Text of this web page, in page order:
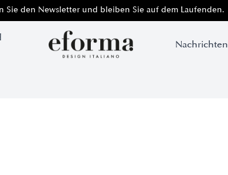
Sie den Newsletter und bleiben Sie auf dem Laufenden.
Nachrichten